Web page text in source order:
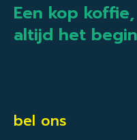
Een kop koffie,
altijd het
bel ons